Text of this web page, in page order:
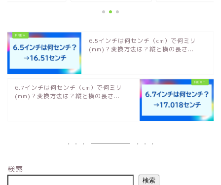
6.5インチは何センチ（cm）で何ミリ
(mm)？変換方法は？縦と横の長さ...
6.7インチは何センチ（cm）で何ミリ
(mm)？変換方法は？縦と横の長さ...
検索
検索